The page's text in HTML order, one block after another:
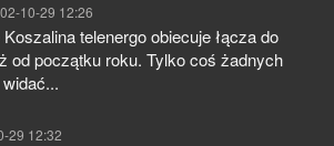
10-29 12:26
telenergo obiecuje łącza do
od początku roku. Tylko coś żadnych
29 12:32